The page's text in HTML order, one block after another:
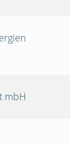
mbH